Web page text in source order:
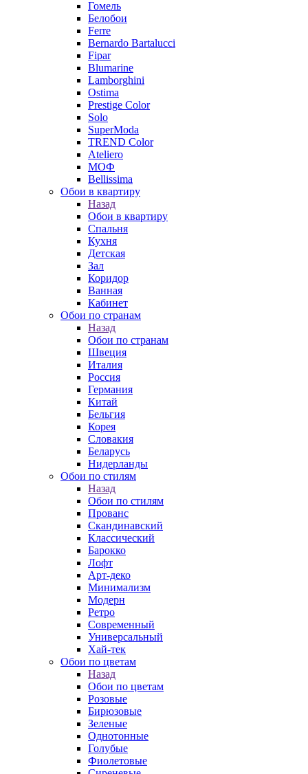
Гомель
Белобои
Ferre
Bernardo Bartalucci
Fipar
Blumarine
Lamborghini
Ostima
Prestige Color
Solo
SuperModa
TREND Color
Ateliero
МОФ
Bellissima
Обои в квартиру
Назад
Обои в квартиру
Спальня
Кухня
Детская
Зал
Коридор
Ванная
Кабинет
Обои по странам
Назад
Обои по странам
Швеция
Италия
Россия
Германия
Китай
Бельгия
Корея
Словакия
Беларусь
Нидерланды
Обои по стилям
Назад
Обои по стилям
Прованс
Скандинавский
Классический
Барокко
Лофт
Арт-деко
Минимализм
Модерн
Ретро
Современный
Универсальный
Хай-тек
Обои по цветам
Назад
Обои по цветам
Розовые
Бирюзовые
Зеленые
Однотонные
Голубые
Фиолетовые